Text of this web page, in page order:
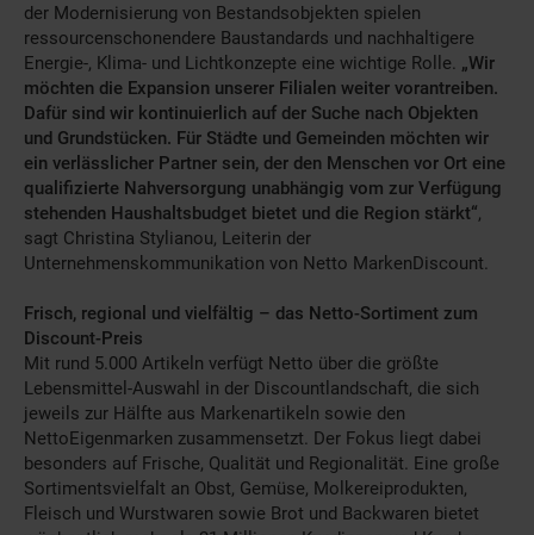
der Modernisierung von Bestandsobjekten spielen
ressourcenschonendere Baustandards und nachhaltigere
Energie-, Klima- und Lichtkonzepte eine wichtige Rolle. „Wir
möchten die Expansion unserer Filialen weiter vorantreiben.
Dafür sind wir kontinuierlich auf der Suche nach Objekten
und Grundstücken. Für Städte und Gemeinden möchten wir
ein verlässlicher Partner sein, der den Menschen vor Ort eine
qualifizierte Nahversorgung unabhängig vom zur Verfügung
stehenden Haushaltsbudget bietet und die Region stärkt“,
sagt Christina Stylianou, Leiterin der
Unternehmenskommunikation von Netto MarkenDiscount.
Frisch, regional und vielfältig – das Netto-Sortiment zum
Discount-Preis
Mit rund 5.000 Artikeln verfügt Netto über die größte
Lebensmittel-Auswahl in der Discountlandschaft, die sich
jeweils zur Hälfte aus Markenartikeln sowie den
NettoEigenmarken zusammensetzt. Der Fokus liegt dabei
besonders auf Frische, Qualität und Regionalität. Eine große
Sortimentsvielfalt an Obst, Gemüse, Molkereiprodukten,
Fleisch und Wurstwaren sowie Brot und Backwaren bietet